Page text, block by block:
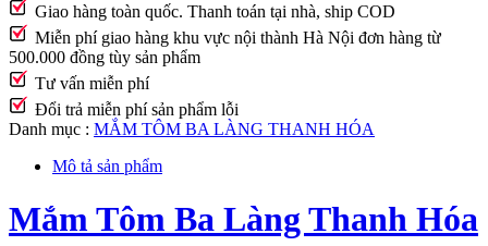
Giao hàng toàn quốc. Thanh toán tại nhà, ship COD
Miễn phí giao hàng khu vực nội thành Hà Nội đơn hàng từ
500.000 đồng tùy sản phẩm
Tư vấn miễn phí
Đổi trả miễn phí sản phẩm lỗi
Danh mục : MẮM TÔM BA LÀNG THANH HÓA
Mô tả sản phẩm
Mắm Tôm Ba Làng Thanh Hóa